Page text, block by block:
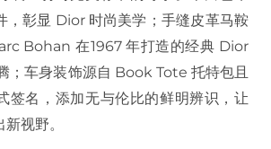
，彰显 Dior 时尚美学；手缝皮革马鞍
Bohan 在1967 年打造的经典 Dior
；车身装饰源自 Book Tote 托特包且
签名，添加无与伦比的鲜明辨识，让
视野。